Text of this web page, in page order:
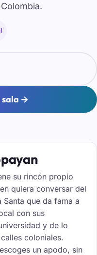
sala →
su rincón propio
quiera conversar del
Santa que da fama a
con sus
y de lo
coloniales.
un apodo, sin